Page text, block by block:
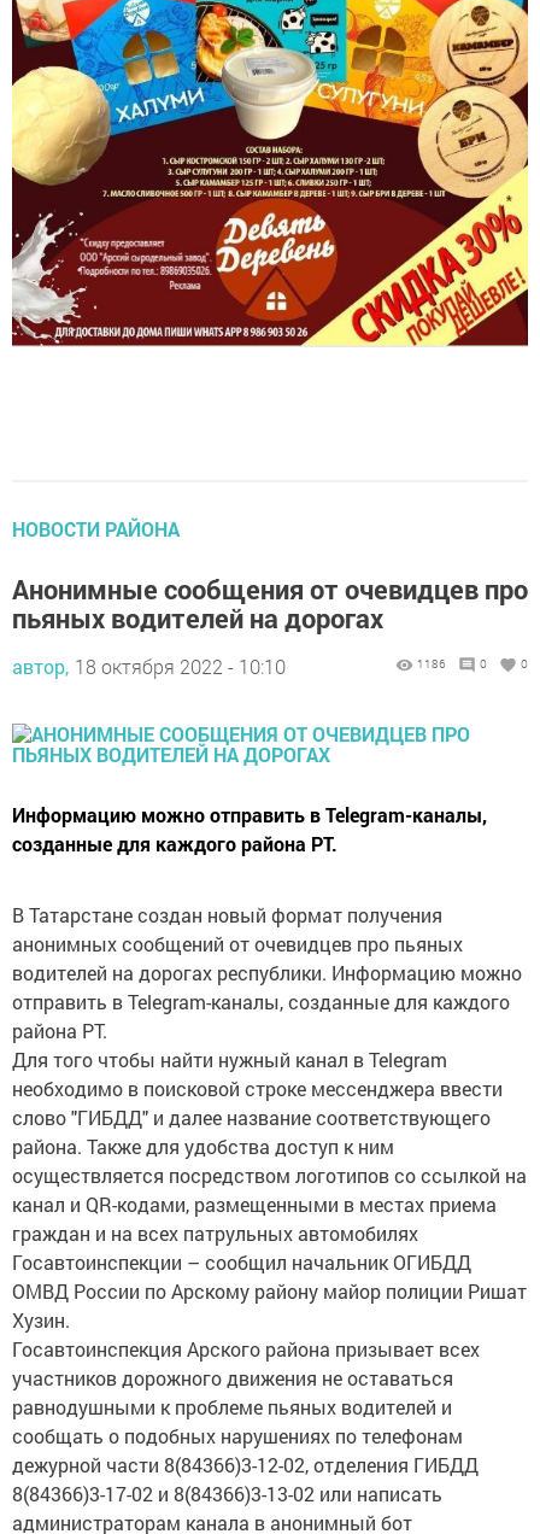
НОВОСТИ РАЙОНА
Анонимные сообщения от очевидцев про
пьяных водителей на дорогах
автор, 18 октября 2022 - 10:10
Информацию можно отправить в Telegram-каналы,
созданные для каждого района РТ.
В Татарстане создан новый формат получения
анонимных сообщений от очевидцев про пьяных
водителей на дорогах республики. Информацию можно
отправить в Telegram-каналы, созданные для каждого
района РТ.
Для того чтобы найти нужный канал в Telegram
необходимо в поисковой строке мессенджера ввести
слово "ГИБДД" и далее название соответствующего
района. Также для удобства доступ к ним
осуществляется посредством логотипов со ссылкой на
канал и QR-кодами, размещенными в местах приема
граждан и на всех патрульных автомобилях
Госавтоинспекции – сообщил начальник ОГИБДД
ОМВД России по Арскому району майор полиции Ришат
Хузин.
Госавтоинспекция Арского района призывает всех
участников дорожного движения не оставаться
равнодушными к проблеме пьяных водителей и
сообщать о подобных нарушениях по телефонам
дежурной части 8(84366)3-12-02, отделения ГИБДД
8(84366)3-17-02 и 8(84366)3-13-02 или написать
администраторам канала в анонимный бот